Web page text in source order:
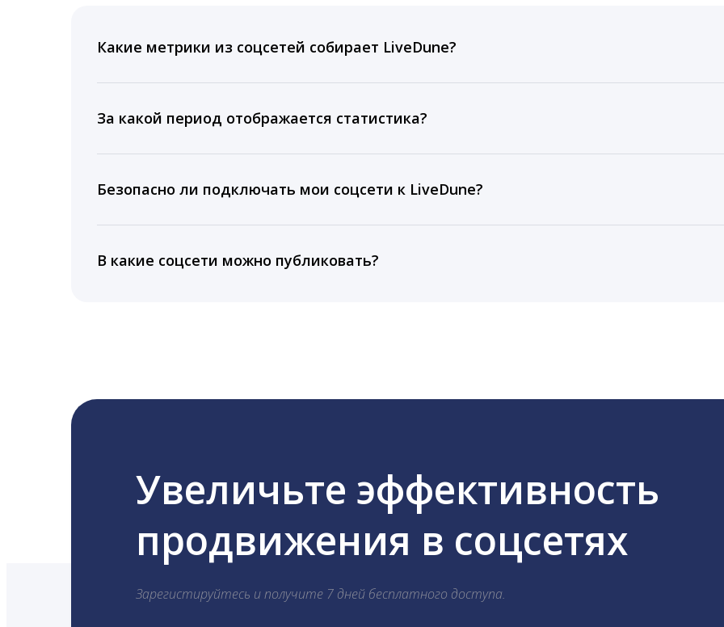
Какие метрики из соцсетей собирает LiveDune?
время для публикации, показываем лучшие посты и присылаем автоматические отчеты с
За какой период отображается статистика?
подключении тарифа Блогер. При оплате тарифа Бизнес отображаются сведения за 3 года, а
5 лет.
Безопасно ли подключать мои соцсети к LiveDune?
информацию третьим лицам.
В какие соцсети можно публиковать?
Увеличьте эффективность
продвижения в соцсетях
Зарегистируйтесь и получите 7 дней бесплатного доступа.